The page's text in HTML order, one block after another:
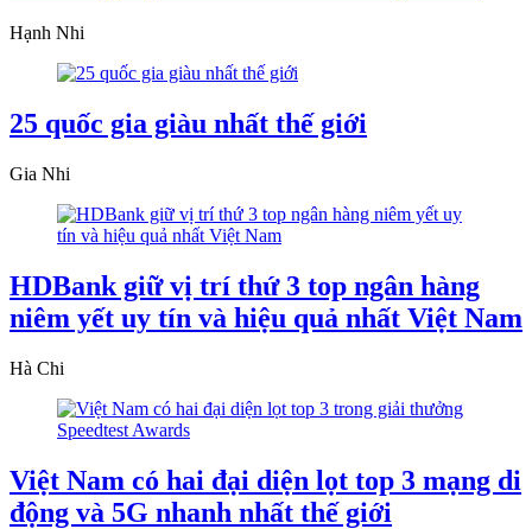
Hạnh Nhi
25 quốc gia giàu nhất thế giới
Gia Nhi
HDBank giữ vị trí thứ 3 top ngân hàng
niêm yết uy tín và hiệu quả nhất Việt Nam
Hà Chi
Việt Nam có hai đại diện lọt top 3 mạng di
động và 5G nhanh nhất thế giới